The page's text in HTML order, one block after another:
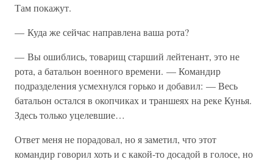
Там покажут.
— Куда же сейчас направлена ваша рота?
— Вы ошиблись, товарищ старший лейтенант, это не
рота, а батальон военного времени. — Командир
подразделения усмехнулся горько и добавил: — Весь
батальон остался в окопчиках и траншеях на реке Кунья.
Здесь только уцелевшие…
Ответ меня не порадовал, но я заметил, что этот
командир говорил хоть и с какой-то досадой в голосе, но